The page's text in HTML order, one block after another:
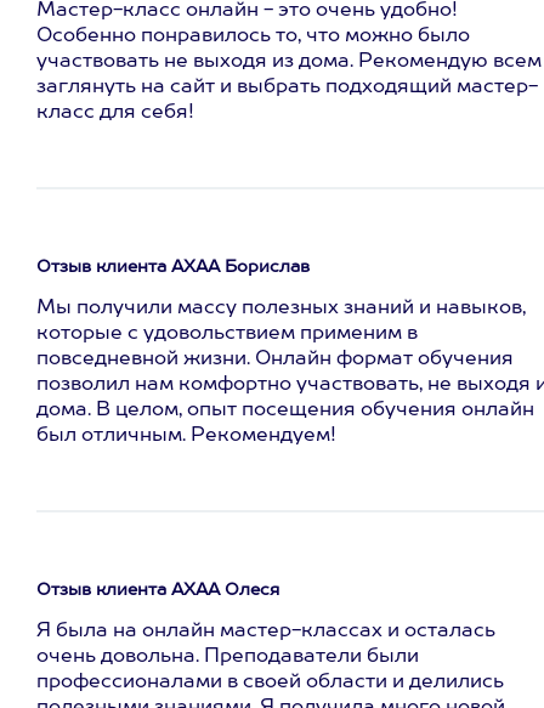
Мастер-класс онлайн - это очень удобно!
Особенно понравилось то, что можно было
участвовать не выходя из дома. Рекомендую всем
заглянуть на сайт и выбрать подходящий мастер-
класс для себя!
Отзыв клиента АХАА Борислав
Мы получили массу полезных знаний и навыков,
которые с удовольствием применим в
повседневной жизни. Онлайн формат обучения
позволил нам комфортно участвовать, не выходя
дома. В целом, опыт посещения обучения онлайн
был отличным. Рекомендуем!
Отзыв клиента АХАА Олеся
Я была на онлайн мастер-классах и осталась
очень довольна. Преподаватели были
профессионалами в своей области и делились